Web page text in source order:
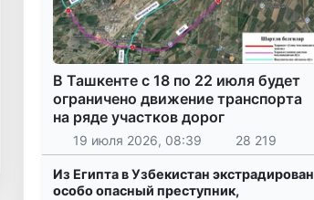
В Ташкенте с 18 по 22 июля будет
ограничено движение транспорта
на ряде участков дорог
19 июля 2026, 08:39 28 219
Из Египта в Узбекистан экстрадирован
особо опасный преступник,